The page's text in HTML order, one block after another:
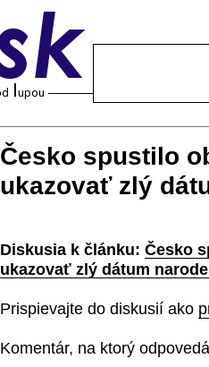
Česko spustilo
ukazovať zlý
Diskusia k článku: Česko
ukazovať zlý dátum
Prispievajte do diskusií ako
Komentár, na ktorý